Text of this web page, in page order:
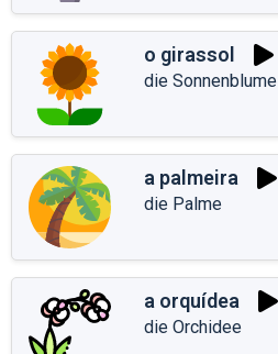
o girassol
die Sonnenblume
a palmeira
die Palme
a orquídea
die Orchidee